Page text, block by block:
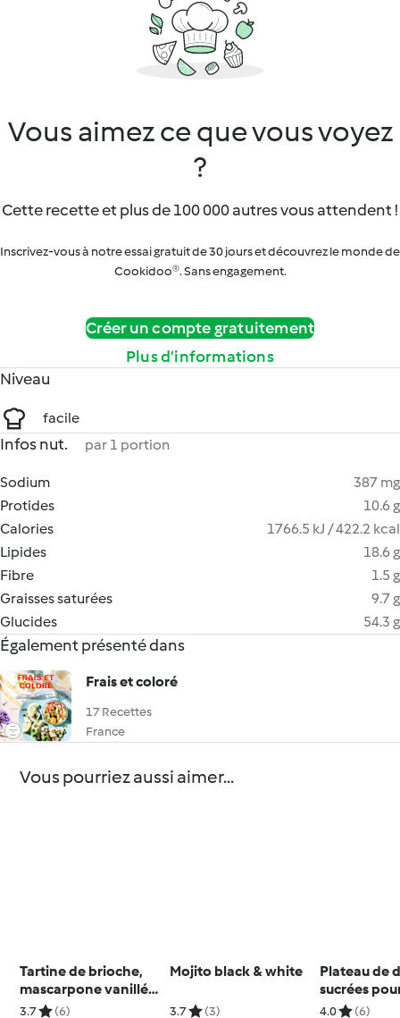
Vous aimez ce que vous voyez
?
Cette recette et plus de 100 000 autres vous attendent !
Inscrivez-vous à notre essai gratuit de 30 jours et découvrez le monde de
Cookidoo®. Sans engagement.
Créer un compte gratuitement
Plus d’informations
Niveau
facile
Infos nut. par 1 portion
Sodium
387 mg
Protides
10.6 g
Calories
1766.5 kJ / 422.2 kcal
Lipides
18.6 g
Fibre
1.5 g
Graisses saturées
9.7 g
Glucides
54.3 g
Également présenté dans
Frais et coloré
17 Recettes
France
Vous pourriez aussi aimer...
Tartine de brioche,
mascarpone vanillée,
fruits rouges et
3.7 (6)
Mojito black & white
3.7 (3)
Plateau de
sucrées
4.0 (6)